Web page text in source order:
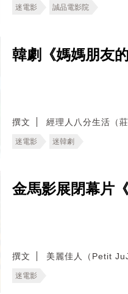
迷電影 誠品電影院
韓劇《媽媽朋友
撰文 經理人八分生活（莊
迷電影 迷韓劇
金馬影展閉幕片
撰文 美麗佳人（Petit
迷電影